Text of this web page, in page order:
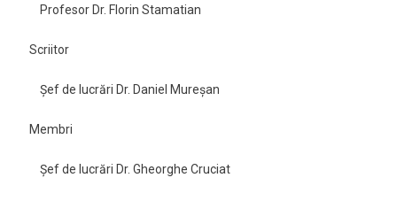
Profesor Dr. Florin Stamatian
Scriitor
Şef de lucrări Dr. Daniel Mureşan
Membri
Şef de lucrări Dr. Gheorghe Cruciat